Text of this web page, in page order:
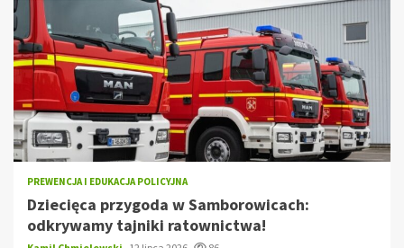
PREWENCJA I EDUKACJA POLICYJNA
Dziecięca przygoda w Samborowicach:
odkrywamy tajniki ratownictwa!